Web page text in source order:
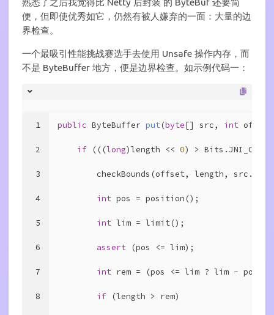
便，但即使优秀如它，仍然有被人嫌弃的一面：大量的边
界检查。
一个最吸引性能挑战赛选手去使用 Unsafe 操作内存，而
不是 ByteBuffer 地方，便是边界检查。如示例代码一：
1
2
3
4
5
6
7
8
public ByteBuffer put(byte[] src, int
if (((long)length << 0) >
checkBounds(offset, length,
int pos = position();
int lim = limit();
assert (pos <= lim);
int rem = (pos <= lim ? lim - pos :
if (length > rem)